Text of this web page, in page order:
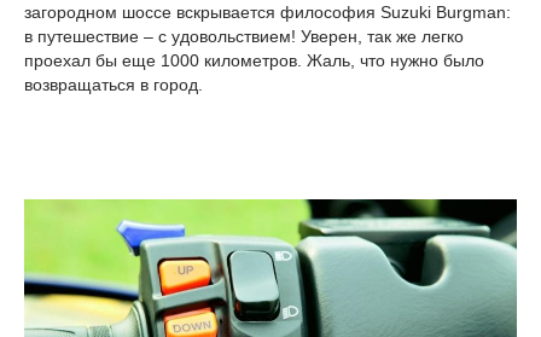
загородном шоссе вскрывается философия Suzuki Burgman:
в путешествие – с удовольствием! Уверен, так же легко
проехал бы еще 1000 километров. Жаль, что нужно было
возвращаться в город.